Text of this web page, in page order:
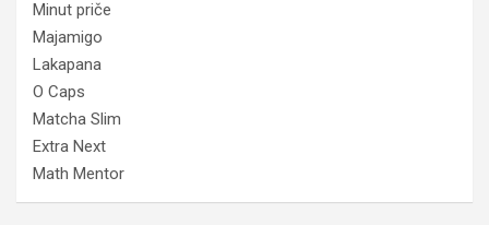
Minut priče
Majamigo
Lakapana
O Caps
Matcha Slim
Extra Next
Math Mentor